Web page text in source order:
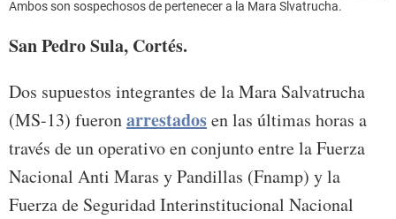
Ambos son sospechosos de pertenecer a la Mara Slvatrucha.
San Pedro Sula, Cortés.
Dos supuestos integrantes de la Mara Salvatrucha
(MS-13) fueronarrestadosen las últimas horas a
través de un operativo en conjunto entre la Fuerza
Nacional Anti Maras y Pandillas (Fnamp) y la
Fuerza de Seguridad Interinstitucional Nacional